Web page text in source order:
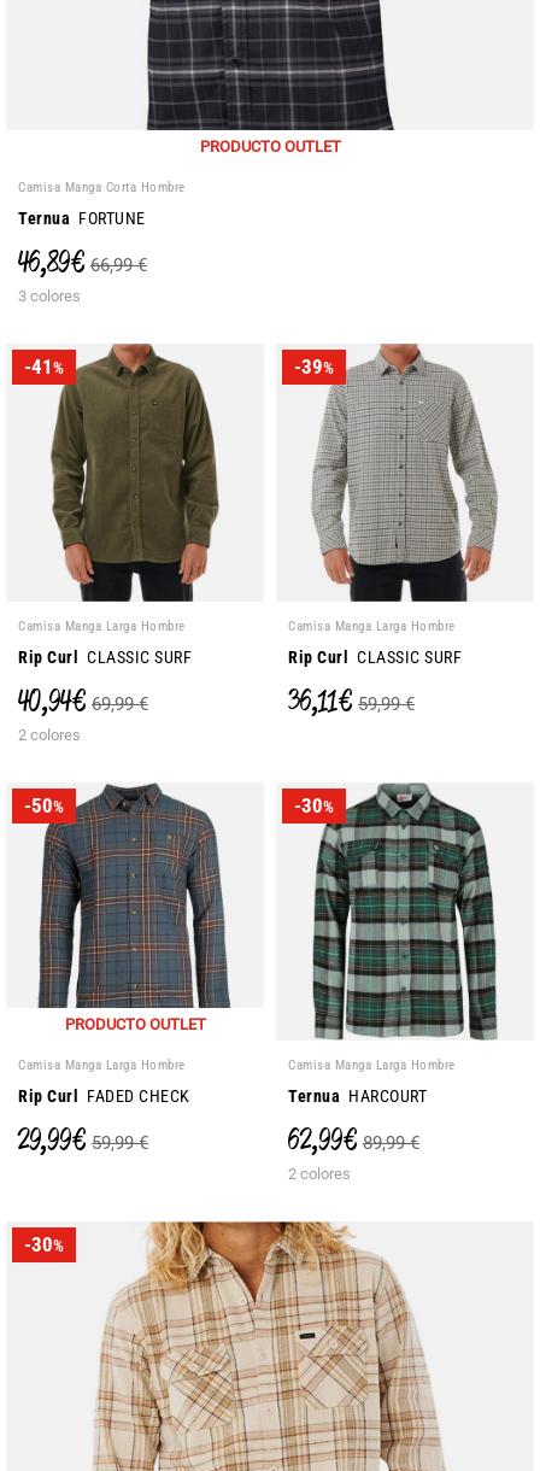
PRODUCTO OUTLET
Camisa Manga Corta Hombre
Ternua FORTUNE
46,89 € 66,99 €
3 colores
-41%
Camisa Manga Larga Hombre
Rip Curl CLASSIC SURF
40,94 € 69,99 €
2 colores
-39%
Camisa Manga Larga Hombre
Rip Curl CLASSIC SURF
36,11 € 59,99 €
-50%
PRODUCTO OUTLET
Camisa Manga Larga Hombre
Rip Curl FADED CHECK
29,99 € 59,99 €
-30%
Camisa Manga Larga Hombre
Ternua HARCOURT
62,99 € 89,99 €
2 colores
-30%